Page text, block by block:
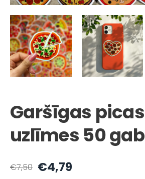
Garšīgas picas
uzlīmes 50 gab
€7,50 €4,79